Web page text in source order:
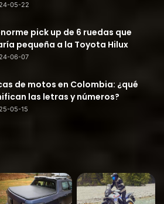
05-22
pick up de 6 ruedas que
pequeña a la Toyota Hilux
06-07
de motos en Colombia: ¿qué
las letras y números?
05-15